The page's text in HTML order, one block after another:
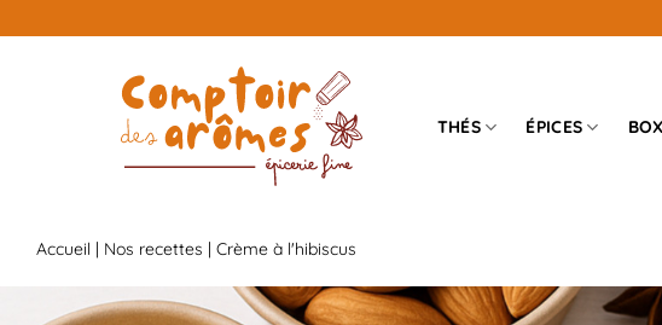
au
THÉS ÉPICES BOX
Accueil | Nos recettes | Crème à l'hibiscus